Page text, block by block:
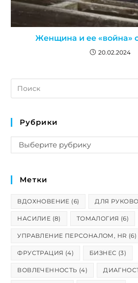
Женщина и ее «война»
20.02.2024
Рубрики
Выберите рубрику
Метки
ВДОХНОВЕНИЕ (6) ДЛЯ
НАСИЛИЕ (8) ТОМАЛОГИЯ (6)
УПРАВЛЕНИЕ ПЕРСОНАЛОМ, HR (6)
ФРУСТРАЦИЯ (4) БИЗНЕС (3)
ВОВЛЕЧЕННОСТЬ (4)